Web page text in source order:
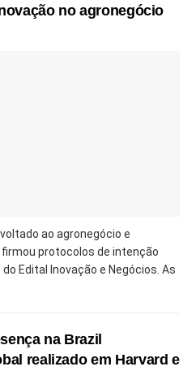
no agronegócio
ao agronegócio e
protocolos de intenção
Edital Inovação e Negócios. As
na Brazil
realizado em Harvard e